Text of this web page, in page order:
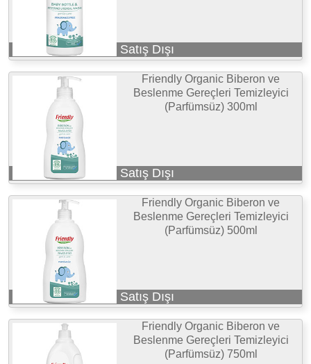
Satış Dışı
Friendly Organic Biberon ve
Beslenme Gereçleri Temizleyici
(Parfümsüz) 300ml
Satış Dışı
Friendly Organic Biberon ve
Beslenme Gereçleri Temizleyici
(Parfümsüz) 500ml
Satış Dışı
Friendly Organic Biberon ve
Beslenme Gereçleri Temizleyici
(Parfümsüz) 750ml